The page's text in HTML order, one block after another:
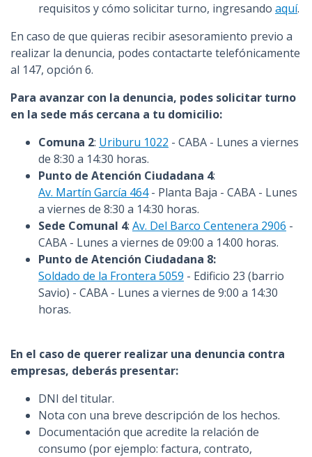
requisitos y cómo solicitar turno, ingresando aquí.
En caso de que quieras recibir asesoramiento previo a
realizar la denuncia, podes contactarte telefónicamente
al 147, opción 6.
Para avanzar con la denuncia, podes solicitar turno
en la sede más cercana a tu domicilio:
Comuna 2: Uriburu 1022 - CABA - Lunes a viernes
de 8:30 a 14:30 horas.
Punto de Atención Ciudadana 4:
Av. Martín García 464- Planta Baja - CABA - Lunes
a viernes de 8:30 a 14:30 horas.
Sede Comunal 4: Av. Del Barco Centenera 2906 -
CABA - Lunes a viernes de 09:00 a 14:00 horas.
Punto de Atención Ciudadana 8:
Soldado de la Frontera 5059 - Edificio 23 (barrio
Savio) - CABA - Lunes a viernes de 9:00 a 14:30
horas.
En el caso de querer realizar una denuncia contra
empresas, deberás presentar:
DNI del titular.
Nota con una breve descripción de los hechos.
Documentación que acredite la relación de
consumo (por ejemplo: factura, contrato,